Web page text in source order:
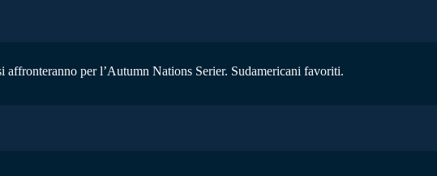
per l’Autumn Nations Serier. Sudamericani favoriti.